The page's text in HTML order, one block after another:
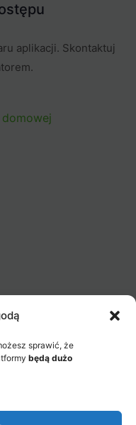
sprawić, że
będą dużo
aplikacji. Skontaktuj